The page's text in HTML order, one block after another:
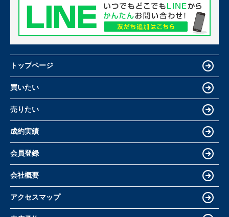
トップページ
買いたい
売りたい
成約実績
会員登録
会社概要
アクセスマップ